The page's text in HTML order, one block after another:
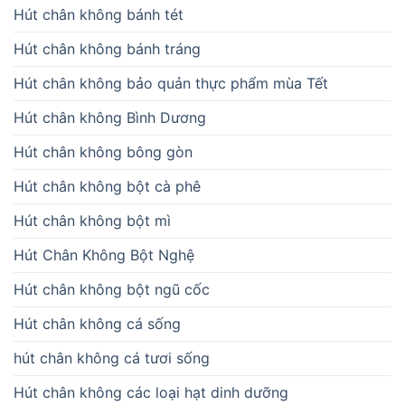
Hút chân không bánh tét
Hút chân không bánh tráng
Hút chân không bảo quản thực phẩm mùa Tết
Hút chân không Bình Dương
Hút chân không bông gòn
Hút chân không bột cà phê
Hút chân không bột mì
Hút Chân Không Bột Nghệ
Hút chân không bột ngũ cốc
Hút chân không cá sống
hút chân không cá tươi sống
Hút chân không các loại hạt dinh dưỡng